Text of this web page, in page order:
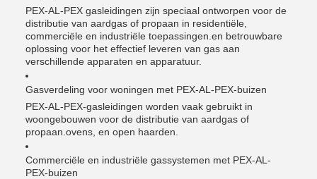
PEX-AL-PEX gasleidingen zijn speciaal ontworpen voor de
distributie van aardgas of propaan in residentiële,
commerciële en industriële toepassingen.en betrouwbare
oplossing voor het effectief leveren van gas aan
verschillende apparaten en apparatuur.
Gasverdeling voor woningen met PEX-AL-PEX-buizen
PEX-AL-PEX-gasleidingen worden vaak gebruikt in
woongebouwen voor de distributie van aardgas of
propaan.ovens, en open haarden.
Commerciële en industriële gassystemen met PEX-AL-
PEX-buizen